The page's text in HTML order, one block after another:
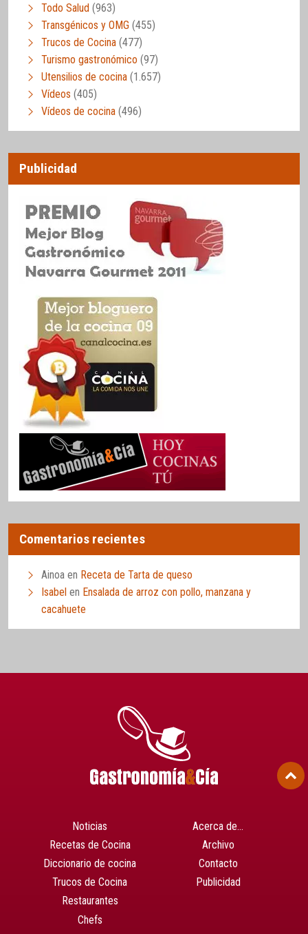
Todo Salud (963)
Transgénicos y OMG (455)
Trucos de Cocina (477)
Turismo gastronómico (97)
Utensilios de cocina (1.657)
Vídeos (405)
Vídeos de cocina (496)
Publicidad
Comentarios recientes
Ainoa en Receta de Tarta de queso
Isabel en Ensalada de arroz con pollo, manzana y
cacahuete
Noticias
Recetas de Cocina
Diccionario de cocina
Trucos de Cocina
Restaurantes
Chefs
Acerca de…
Archivo
Contacto
Publicidad